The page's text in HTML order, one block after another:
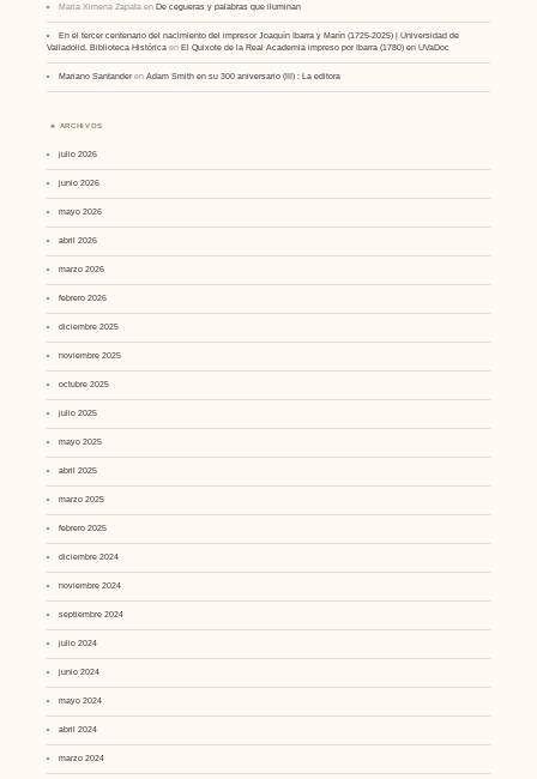
Maria Ximena Zapata enDe cegueras y palabras que iluminan
En el tercer centenario del nacimiento del impresor Joaquín Ibarra y Marín (1725-2025) | Universidad de
Valladolid. Biblioteca Histórica enEl Quixote de la Real Academia impreso por Ibarra (1780) en UVaDoc
Mariano SantanderenAdam Smith en su 300 aniversario (III) : La editora
ARCHIVOS
julio 2026
junio 2026
mayo 2026
abril 2026
marzo 2026
febrero 2026
diciembre 2025
noviembre 2025
octubre 2025
julio 2025
mayo 2025
abril 2025
marzo 2025
febrero 2025
diciembre 2024
noviembre 2024
septiembre 2024
julio 2024
junio 2024
mayo 2024
abril 2024
marzo 2024